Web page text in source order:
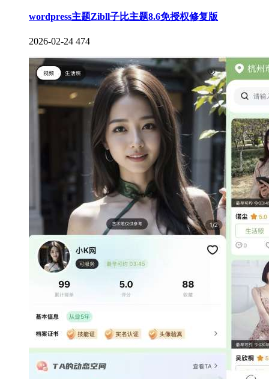
wordpress主题Zibll子比主题8.6免授权修复版
2026-02-24 474